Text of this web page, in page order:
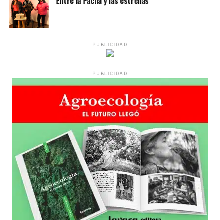
Desde una mesa que intenta protegerse del agua se
reparten lienzos con los ojos serigrafiados de Agostina.
Hay varios hombres presentes: padres con sus hijas,
grupos de amigos, novios. «Con los pares que no tienen
sensibilidad al tema, la conversación se vuelve muy
estratégica, hay que evitar el choque frontal. Mi método
es a través del interrogante, que puedan encarnar la
pregunta», comparte Gonzalo, de 41 años.
PUBLICIDAD
PUBLICIDAD